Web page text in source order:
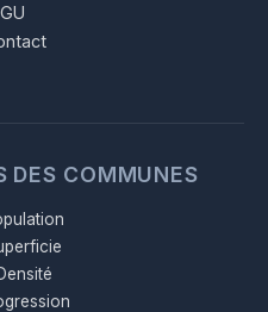
DES COMMUNES